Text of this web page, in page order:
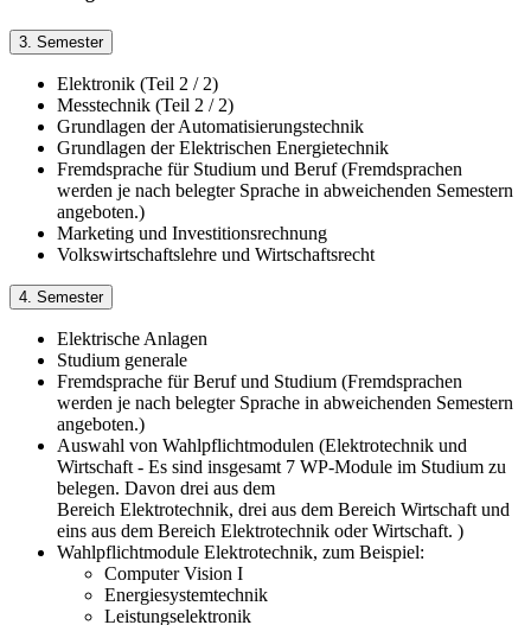
3. Semester
Elektronik (Teil 2 / 2)
Messtechnik (Teil 2 / 2)
Grundlagen der Automatisierungstechnik
Grundlagen der Elektrischen Energietechnik
Fremdsprache für Studium und Beruf (Fremdsprachen
werden je nach belegter Sprache in abweichenden Semestern
angeboten.)
Marketing und Investitionsrechnung
Volkswirtschaftslehre und Wirtschaftsrecht
4. Semester
Elektrische Anlagen
Studium generale
Fremdsprache für Beruf und Studium (Fremdsprachen
werden je nach belegter Sprache in abweichenden Semestern
angeboten.)
Auswahl von Wahlpflichtmodulen (Elektrotechnik und
Wirtschaft - Es sind insgesamt 7 WP-Module im Studium zu
belegen. Davon drei aus dem
Bereich Elektrotechnik, drei aus dem Bereich Wirtschaft und
eins aus dem Bereich Elektrotechnik oder Wirtschaft. )
Wahlpflichtmodule Elektrotechnik, zum Beispiel:
Computer Vision I
Energiesystemtechnik
Leistungselektronik